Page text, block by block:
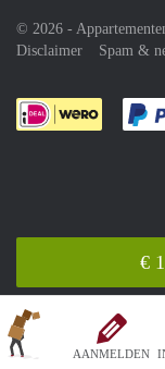
AANMELDEN
© 2026 -
Disclaimer
Spam &